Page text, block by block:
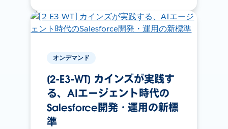
オンデマンド
[2-E3-WT] カインズが実践す
る、AIエージェント時代の
Salesforce開発・運用の新標
準